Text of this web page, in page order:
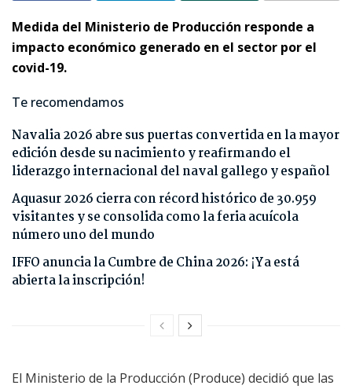
Medida del Ministerio de Producción responde a
impacto económico generado en el sector por el
covid-19.
Te recomendamos
Navalia 2026 abre sus puertas convertida en la mayor
edición desde su nacimiento y reafirmando el
liderazgo internacional del naval gallego y español
Aquasur 2026 cierra con récord histórico de 30.959
visitantes y se consolida como la feria acuícola
número uno del mundo
IFFO anuncia la Cumbre de China 2026: ¡Ya está
abierta la inscripción!
El Ministerio de la Producción (Produce) decidió que las